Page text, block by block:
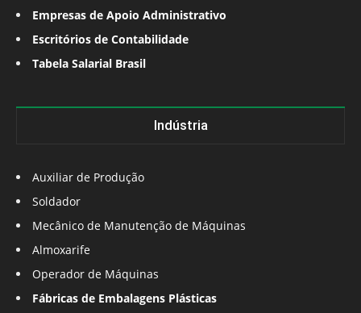
Empresas de Apoio Administrativo
Escritórios de Contabilidade
Tabela Salarial Brasil
Indústria
Auxiliar de Produção
Soldador
Mecânico de Manutenção de Máquinas
Almoxarife
Operador de Máquinas
Fábricas de Embalagens Plásticas